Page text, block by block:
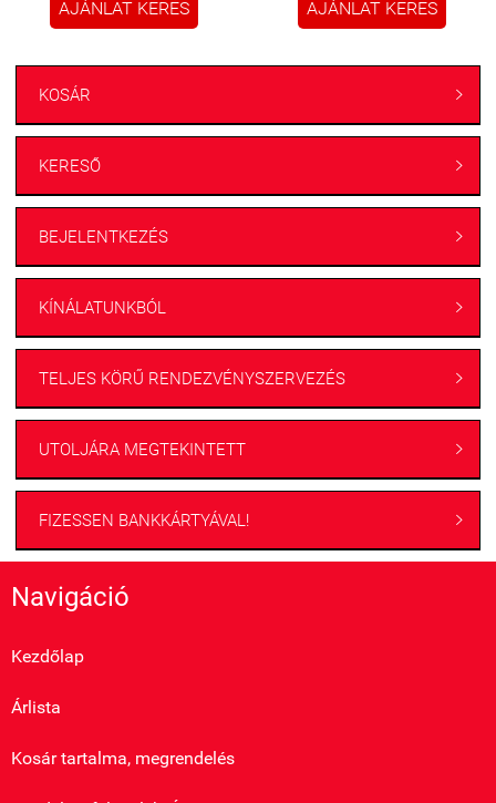
AJÁNLAT KÉRÉS AJÁNLAT KÉRÉS
KOSÁR 
KERESŐ 
BEJELENTKEZÉS 
KÍNÁLATUNKBÓL 
TELJES KÖRŰ RENDEZVÉNYSZERVEZÉS 
UTOLJÁRA MEGTEKINTETT 
FIZESSEN BANKKÁRTYÁVAL! 
Navigáció
Kezdőlap
Árlista
Kosár tartalma, megrendelés